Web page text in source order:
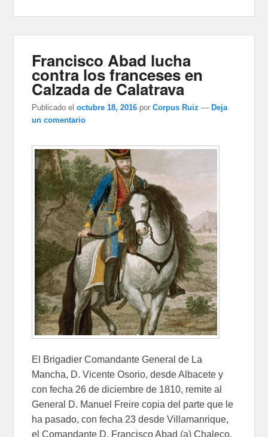
Francisco Abad lucha
contra los franceses en
Calzada de Calatrava
Publicado el octubre 18, 2016 porCorpus Ruiz — Deja
un comentario
El Brigadier Comandante General de La
Mancha, D. Vicente Osorio, desde Albacete y
con fecha 26 de diciembre de 1810, remite al
General D. Manuel Freire copia del parte que le
ha pasado, con fecha 23 desde Villamanrique,
el Comandante D. Francisco Abad (a) Chaleco,